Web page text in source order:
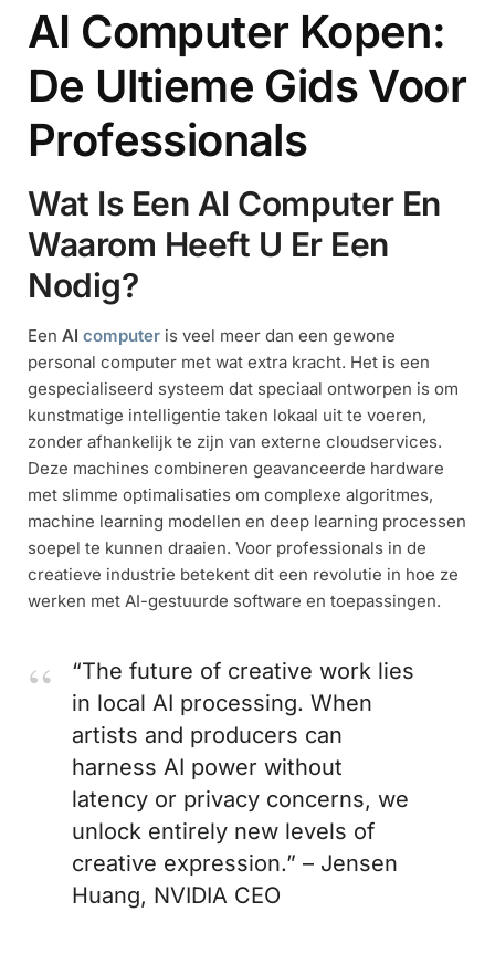
AI Computer Kopen:
De Ultieme Gids Voor
Professionals
Wat Is Een AI Computer En
Waarom Heeft U Er Een
Nodig?
Een AI computer is veel meer dan een gewone
personal computer met wat extra kracht. Het is een
gespecialiseerd systeem dat speciaal ontworpen is om
kunstmatige intelligentie taken lokaal uit te voeren,
zonder afhankelijk te zijn van externe cloudservices.
Deze machines combineren geavanceerde hardware
met slimme optimalisaties om complexe algoritmes,
machine learning modellen en deep learning processen
soepel te kunnen draaien. Voor professionals in de
creatieve industrie betekent dit een revolutie in hoe ze
werken met AI-gestuurde software en toepassingen.
“The future of creative work lies
in local AI processing. When
artists and producers can
harness AI power without
latency or privacy concerns, we
unlock entirely new levels of
creative expression.” – Jensen
Huang, NVIDIA CEO